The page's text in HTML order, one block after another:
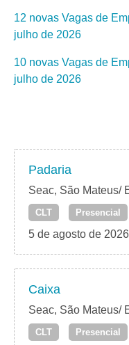
12 novas Vagas de
julho de 2026
10 novas Vagas de
julho de 2026
Padaria
Seac, São Mateus/
CLT Presencial
5 de agosto de 2026
Caixa
Seac, São Mateus/
CLT Presencial